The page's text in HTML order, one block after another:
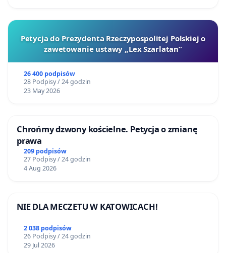
Petycja do Prezydenta Rzeczypospolitej Polskiej o
zawetowanie ustawy „Lex Szarlatan”
26 400 podpisów
28 Podpisy / 24 godzin
23 May 2026
Chrońmy dzwony kościelne. Petycja o zmianę
prawa
209 podpisów
27 Podpisy / 24 godzin
4 Aug 2026
NIE DLA MECZETU W KATOWICACH!
2 038 podpisów
26 Podpisy / 24 godzin
29 Jul 2026